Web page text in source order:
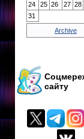
24
25 26 27 28
31
Archive
сайту